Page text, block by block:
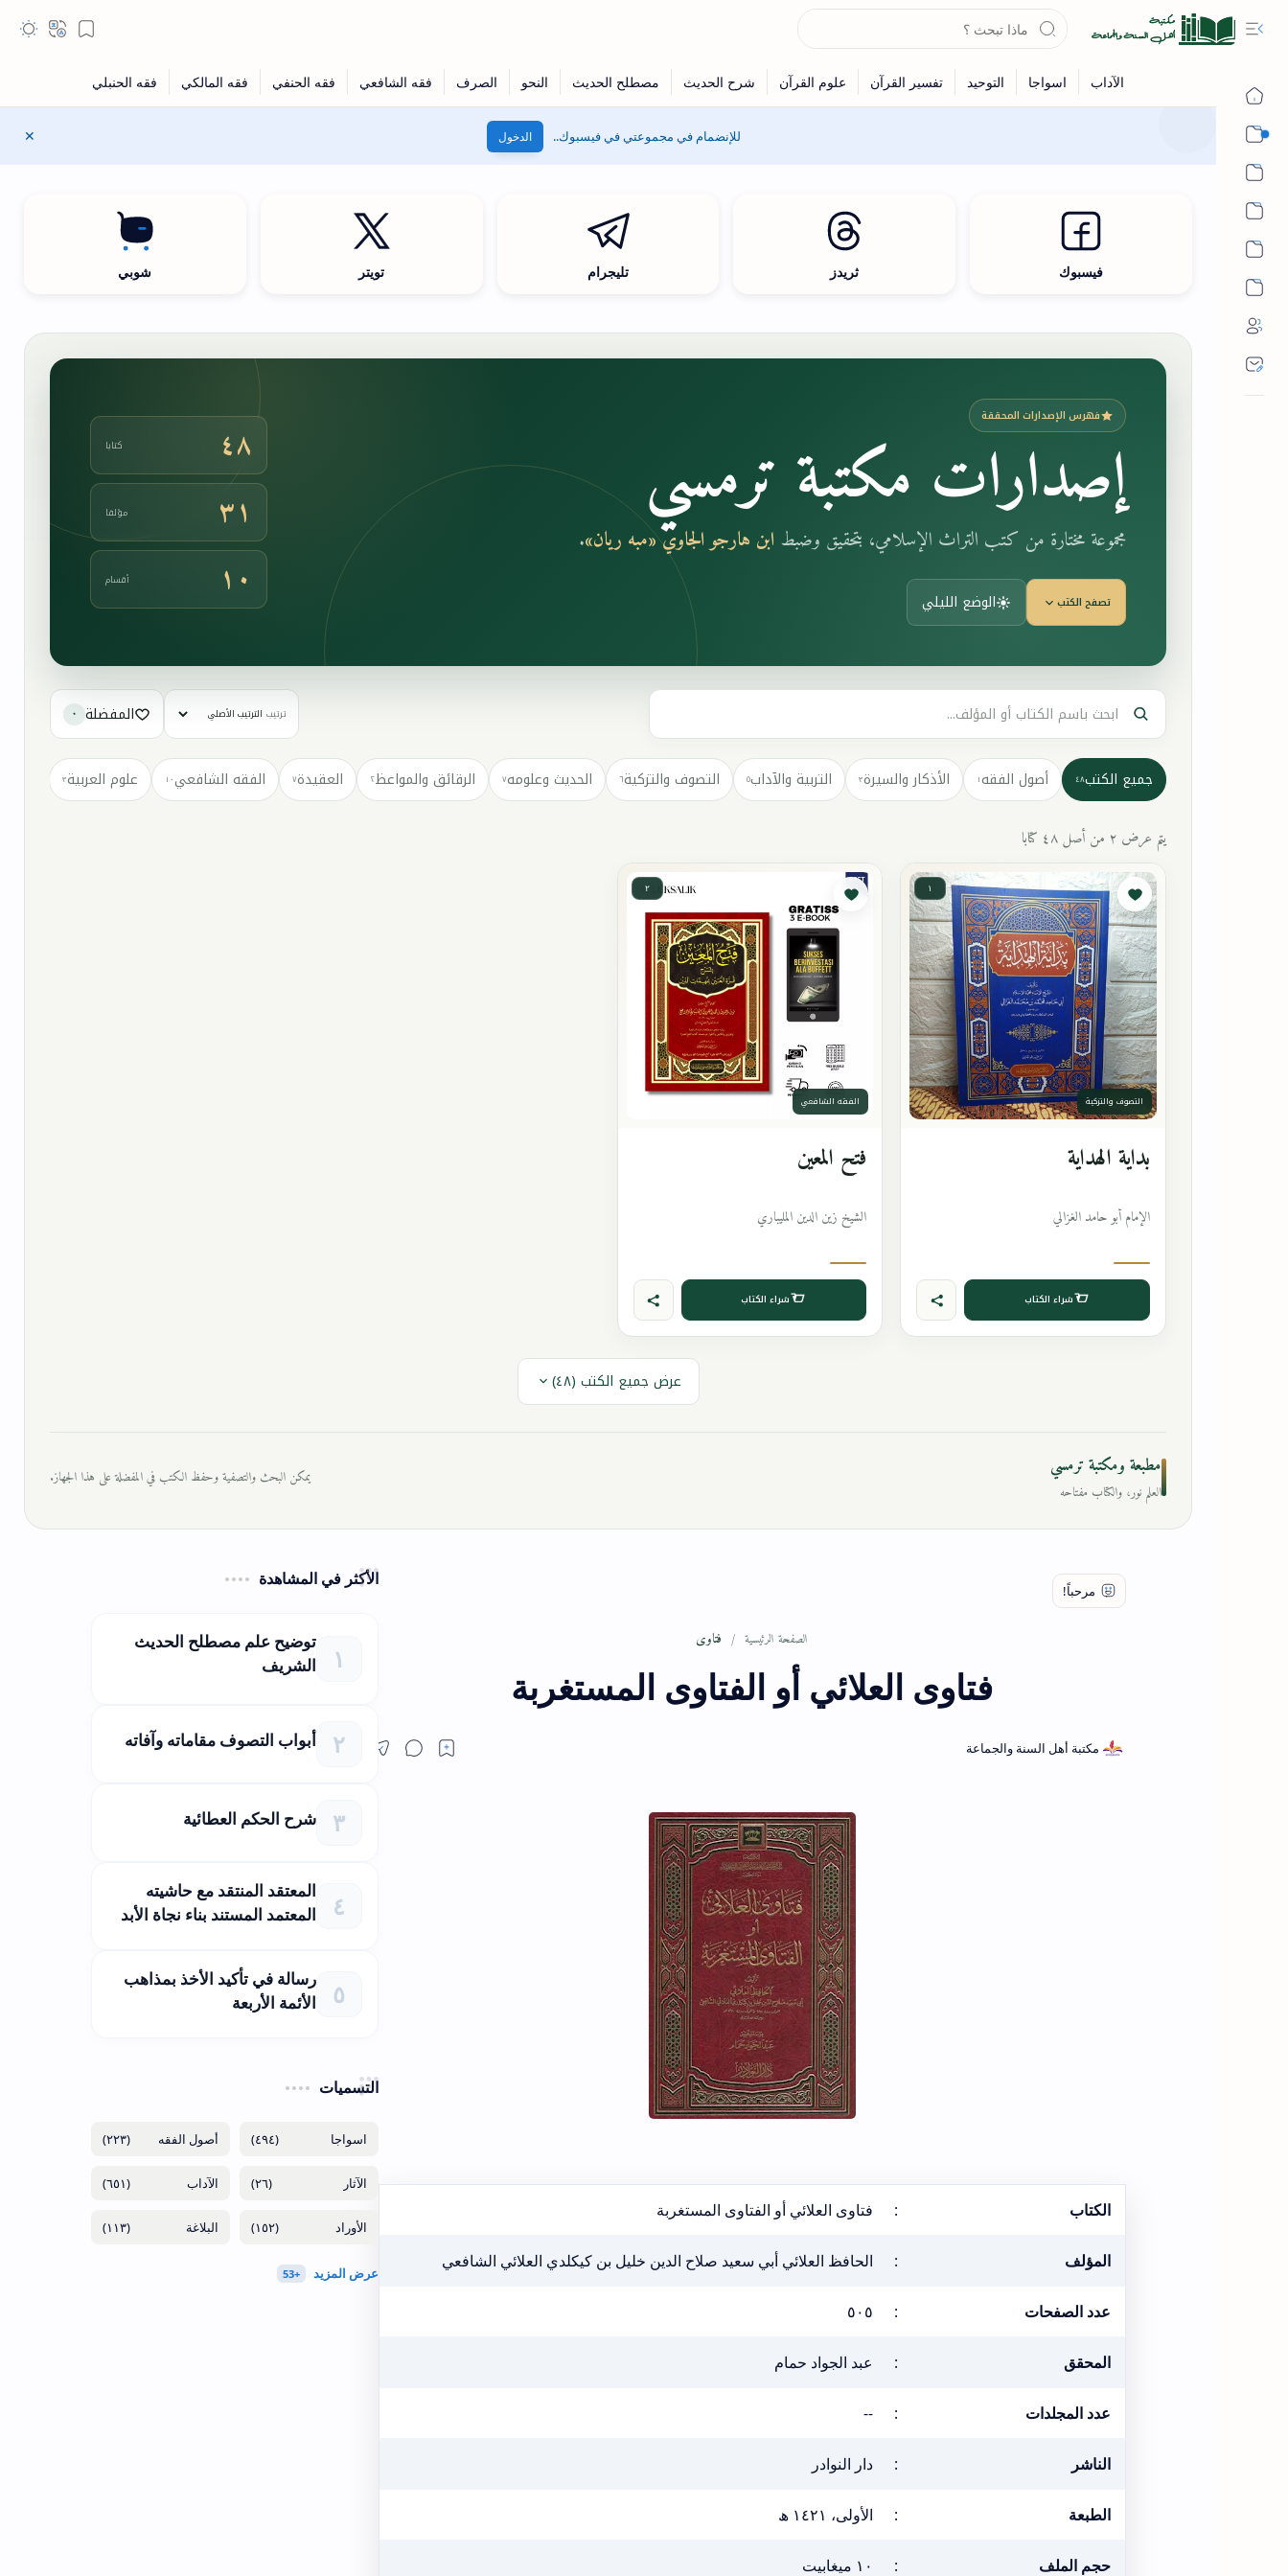
للإنضمام في مجموعتي في فيسبوك.. الدخول
فيسبوك ثريدز تليجرام تويتر شوبي
فهرس الإصدارات المحققة
إصدارات مكتبة ترمسي
مجموعة مختارة من كتب التراث الإسلامي، بتحقيق وضبط ابن هارجو الجاوي «مبه ريان».
تصفح الكتب الوضع الليلي
٤٨ كتابا
٣١ مؤلفا
١٠ أقسام
ترتيب المفضلة ٠
جميع الكتب٤٨ أصول الفقه١ الأذكار والسيرة٣ التربية والآداب٥ التصوف والتزكية٦ الحديث وعلومه٧ الرقائق والمواعظ٢ العقيدة٧ الفقه الشافعي١٠ علوم العربية٣
يتم عرض ٢ من أصل ٤٨ كتابا
١
التصوف والتزكية
بداية الهداية
الإمام أبو حامد الغزالي
شراء الكتاب
٢
الفقه الشافعي
فتح المعين
الشيخ زين الدين المليباري
شراء الكتاب
عرض جميع الكتب (٤٨)
مطبعة ومكتبة ترمسي
العلم نور، والكتاب مفتاحه
يمكن البحث والتصفية وحفظ الكتب في المفضلة على هذا الجهاز.
الصفحة الرئيسية فتاوى
فتاوى العلائي أو الفتاوى المستغربة
الكتاب : فتاوى العلائي أو الفتاوى المستغربة
المؤلف : الحافظ العلائي أبي سعيد صلاح الدين خليل بن كيكلدي العلائي الشافعي
عدد الصفحات : ٥٠٥
المحقق : عبد الجواد حمام
عدد المجلدات :
--
الناشر : دار النوادر
الطبعة : الأولى، ١٤٢١ ھ
حجم الملف : ١٠ ميغابيت
الأكثر في المشاهدة
توضيح علم مصطلح الحديث
الشريف
أبواب التصوف مقاماته وآفاته
شرح الحكم العطائية
المعتقد المنتقد مع حاشيته
المعتمد المستند بناء نجاة الأبد
رسالة في تأكيد الأخذ بمذاهب
الأئمة الأربعة
التسميات
(٤٩٤) (٢٢٣)
(٢٦) (٦٥١)
(١٥٢) (١١٣)